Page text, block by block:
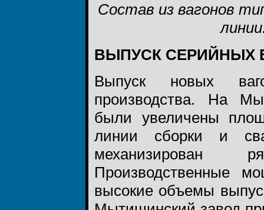
Состав из вагонов
ВЫПУСК СЕРИЙНЫХ
Выпуск новых
производства. На
были увеличены
линии сборки и
механизирован
Производственные
высокие объемы